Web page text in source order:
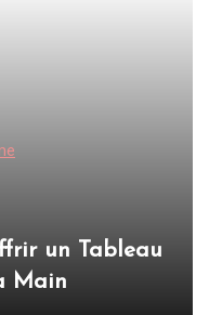
un Tableau
Main